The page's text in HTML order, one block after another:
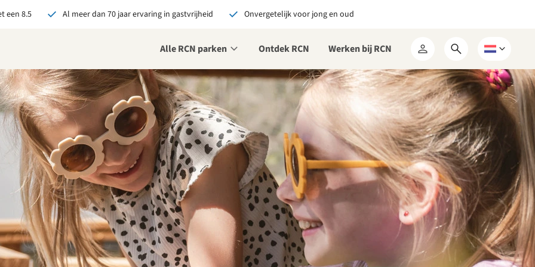
een 8.5 Al meer dan 70 jaar ervaring in gastvrijheid Onvergetelijk voor jong en oud
Alle RCN parken Ontdek RCN Werken bij RCN
Mijn
RCN
Open
zoekformulier
Kies
een
taal
bij RCN boekt, krijg je:
De beste prijsgarantie
Exclusieve voordelen
Persoonlijk contact
alle voordelen